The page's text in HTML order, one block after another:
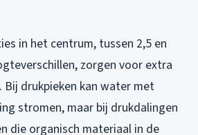
in het centrum, tussen 2,5 en
zorgen voor extra
drukpieken kan water met
stromen, maar bij drukdalingen
die organisch materiaal in de